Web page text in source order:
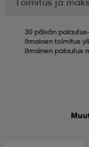
30 päivän
Ilmainen toimitus
Ilmainen palautus